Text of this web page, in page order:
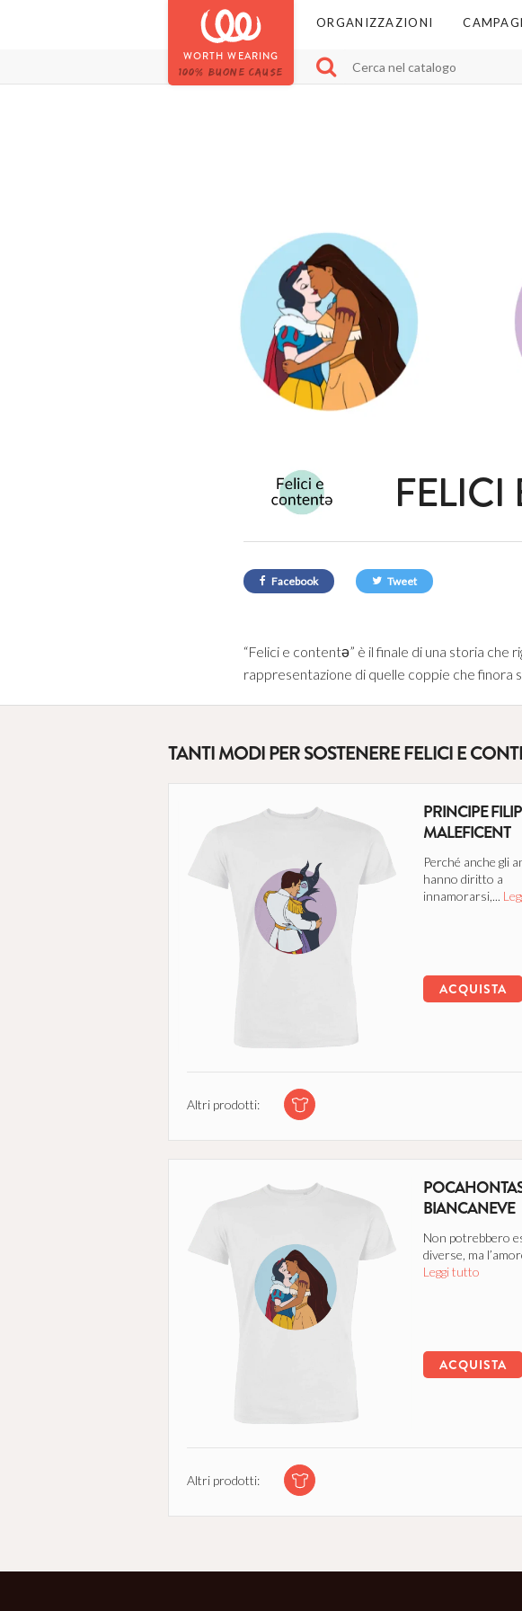
WORTH WEARING
100% BUONE CAUSE
ORGANIZZAZIONI
Facebook Tweet
“Felici e contentə” è il finale di una storia che
rappresentazione di quelle coppie che finora
TANTI MODI PER SOSTENERE FELICI E
PRINCIPE
MALEFICENT
Perché anche gli
hanno diritto a
innamorarsi,...
ACQUISTA
Altri prodotti:
BIANCANEVE
Non potrebbero
diverse, ma
Leggi tutto
ACQUISTA
Altri prodotti: